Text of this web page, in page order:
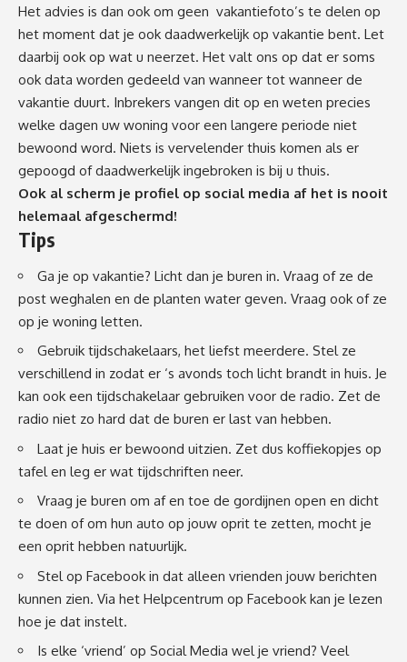
Het advies is dan ook om geen vakantiefoto’s te delen op
het moment dat je ook daadwerkelijk op vakantie bent. Let
daarbij ook op wat u neerzet. Het valt ons op dat er soms
ook data worden gedeeld van wanneer tot wanneer de
vakantie duurt. Inbrekers vangen dit op en weten precies
welke dagen uw woning voor een langere periode niet
bewoond word. Niets is vervelender thuis komen als er
gepoogd of daadwerkelijk ingebroken is bij u thuis.
Ook al scherm je profiel op social media af het is nooit
helemaal afgeschermd!
Tips
Ga je op vakantie? Licht dan je buren in. Vraag of ze de
post weghalen en de planten water geven. Vraag ook of ze
op je woning letten.
Gebruik tijdschakelaars, het liefst meerdere. Stel ze
verschillend in zodat er ‘s avonds toch licht brandt in huis. Je
kan ook een tijdschakelaar gebruiken voor de radio. Zet de
radio niet zo hard dat de buren er last van hebben.
Laat je huis er bewoond uitzien. Zet dus koffiekopjes op
tafel en leg er wat tijdschriften neer.
Vraag je buren om af en toe de gordijnen open en dicht
te doen of om hun auto op jouw oprit te zetten, mocht je
een oprit hebben natuurlijk.
Stel op Facebook in dat alleen vrienden jouw berichten
kunnen zien. Via het Helpcentrum op Facebook kan je lezen
hoe je dat instelt.
Is elke ‘vriend’ op Social Media wel je vriend? Veel